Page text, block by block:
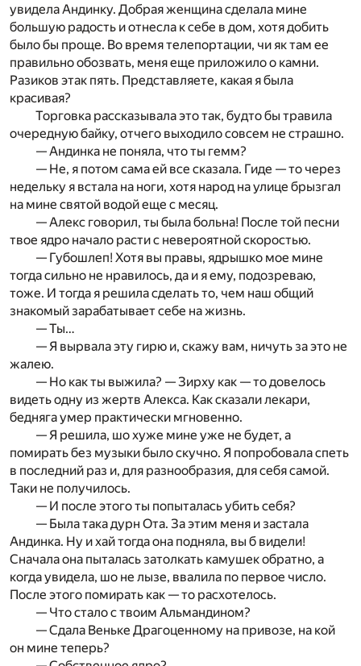
увидела Андинку. Добрая женщина сделала мине
большую радость и отнесла к себе в дом, хотя добить
было бы проще. Во время телепортации, чи як там ее
правильно обозвать, меня еще приложило о камни.
Разиков этак пять. Представляете, какая я была
красивая?
Торговка рассказывала это так, будто бы травила
очередную байку, отчего выходило совсем не страшно.
— Андинка не поняла, что ты гемм?
— Не, я потом сама ей все сказала. Гиде — то через
недельку я встала на ноги, хотя народ на улице брызгал
на мине святой водой еще с месяц.
— Алекс говорил, ты была больна! После той песни
твое ядро начало расти с невероятной скоростью.
— Губошлеп! Хотя вы правы, ядрышко мое мине
тогда сильно не нравилось, да и я ему, подозреваю,
тоже. И тогда я решила сделать то, чем наш общий
знакомый зарабатывает себе на жизнь.
— Ты…
— Я вырвала эту гирю и, скажу вам, ничуть за это не
жалею.
— Но как ты выжила? — Зирху как — то довелось
видеть одну из жертв Алекса. Как сказали лекари,
бедняга умер практически мгновенно.
— Я решила, шо хуже мине уже не будет, а
помирать без музыки было скучно. Я попробовала спеть
в последний раз и, для разнообразия, для себя самой.
Таки не получилось.
— И после этого ты попыталась убить себя?
— Была така дурн Ота. За этим меня и застала
Андинка. Ну и хай тогда она подняла, вы б видели!
Сначала она пыталась затолкать камушек обратно, а
когда увидела, шо не лызе, ввалила по первое число.
После этого помирать как — то расхотелось.
— Что стало с твоим Альмандином?
— Сдала Веньке Драгоценному на привозе, на кой
он мине теперь?